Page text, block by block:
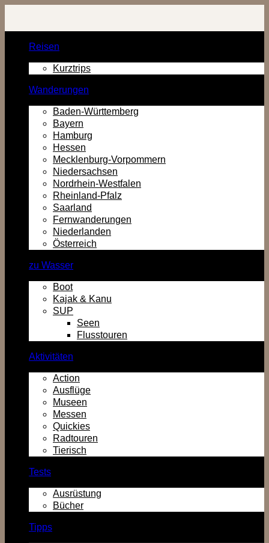
Inhalt
Reisen
Kurztrips
Wanderungen
Baden-Württemberg
Bayern
Hamburg
Hessen
Mecklenburg-Vorpommern
Niedersachsen
Nordrhein-Westfalen
Rheinland-Pfalz
Saarland
Fernwanderungen
Niederlanden
Österreich
zu Wasser
Boot
Kajak & Kanu
SUP
Seen
Flusstouren
Aktivitäten
Action
Ausflüge
Museen
Messen
Quickies
Radtouren
Tierisch
Tests
Ausrüstung
Bücher
Tipps